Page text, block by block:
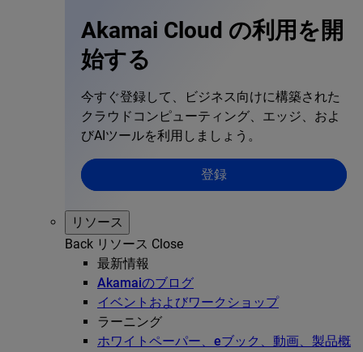
Akamai Cloud の利用を開
始する
今すぐ登録して、ビジネス向けに構築された
クラウドコンピューティング、エッジ、およ
びAIツールを利用しましょう。
登録
リソース
Back リソース Close
最新情報
Akamaiのブログ
イベントおよびワークショップ
ラーニング
ホワイトペーパー、eブック、動画、製品概